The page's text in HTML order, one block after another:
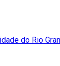
do Rio